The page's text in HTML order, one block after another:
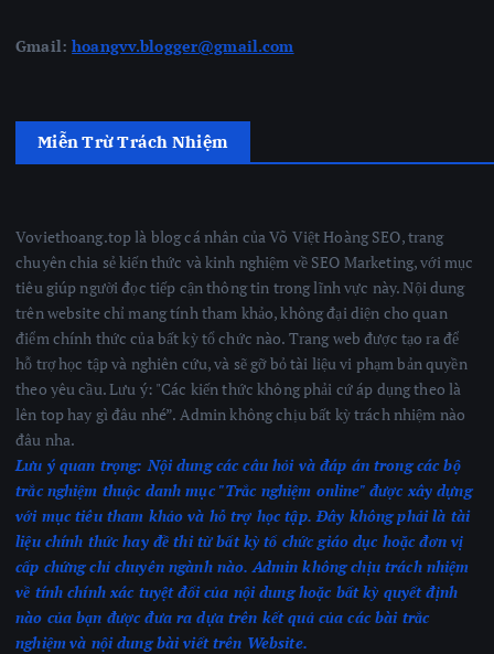
Gmail:hoangvv.blogger@gmail.com
Miễn Trừ Trách Nhiệm
Voviethoang.top là blog cá nhân của Võ Việt Hoàng SEO, trang
chuyên chia sẻ kiến thức và kinh nghiệm về SEO Marketing, với mục
tiêu giúp người đọc tiếp cận thông tin trong lĩnh vực này. Nội dung
trên website chỉ mang tính tham khảo, không đại diện cho quan
điểm chính thức của bất kỳ tổ chức nào. Trang web được tạo ra để
hỗ trợ học tập và nghiên cứu, và sẽ gỡ bỏ tài liệu vi phạm bản quyền
theo yêu cầu. Lưu ý: "Các kiến thức không phải cứ áp dụng theo là
lên top hay gì đâu nhé”. Admin không chịu bất kỳ trách nhiệm nào
đâu nha.
Lưu ý quan trọng: Nội dung các câu hỏi và đáp án trong các bộ
trắc nghiệm thuộc danh mục "Trắc nghiệm online" được xây dựng
với mục tiêu tham khảo và hỗ trợ học tập. Đây không phải là tài
liệu chính thức hay đề thi từ bất kỳ tổ chức giáo dục hoặc đơn vị
cấp chứng chỉ chuyên ngành nào. Admin không chịu trách nhiệm
về tính chính xác tuyệt đối của nội dung hoặc bất kỳ quyết định
nào của bạn được đưa ra dựa trên kết quả của các bài trắc
nghiệmvà nội dung bài viết trên Website.